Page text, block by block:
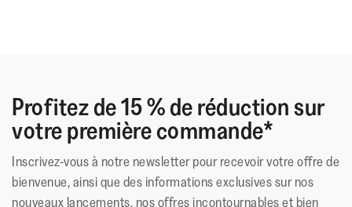
Profitez de 15 % de réduction sur
votre première commande*
Inscrivez-vous à notre newsletter pour recevoir votre offre de
bienvenue, ainsi que des informations exclusives sur nos
nouveaux lancements, nos offres incontournables et bien